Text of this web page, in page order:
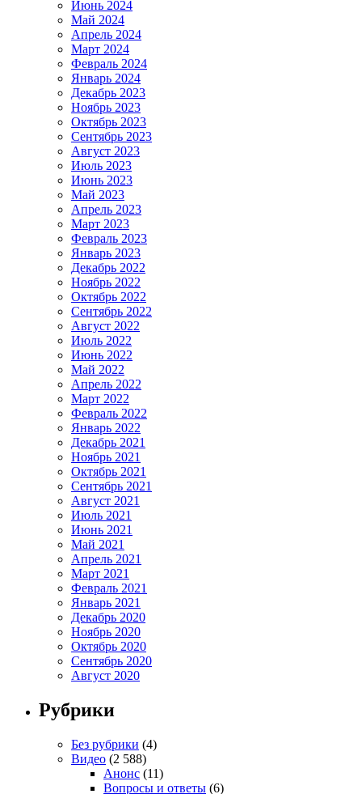
Июнь 2024
Май 2024
Апрель 2024
Март 2024
Февраль 2024
Январь 2024
Декабрь 2023
Ноябрь 2023
Октябрь 2023
Сентябрь 2023
Август 2023
Июль 2023
Июнь 2023
Май 2023
Апрель 2023
Март 2023
Февраль 2023
Январь 2023
Декабрь 2022
Ноябрь 2022
Октябрь 2022
Сентябрь 2022
Август 2022
Июль 2022
Июнь 2022
Май 2022
Апрель 2022
Март 2022
Февраль 2022
Январь 2022
Декабрь 2021
Ноябрь 2021
Октябрь 2021
Сентябрь 2021
Август 2021
Июль 2021
Июнь 2021
Май 2021
Апрель 2021
Март 2021
Февраль 2021
Январь 2021
Декабрь 2020
Ноябрь 2020
Октябрь 2020
Сентябрь 2020
Август 2020
Рубрики
Без рубрики (4)
Видео (2 588)
Анонс (11)
Вопросы и ответы (6)